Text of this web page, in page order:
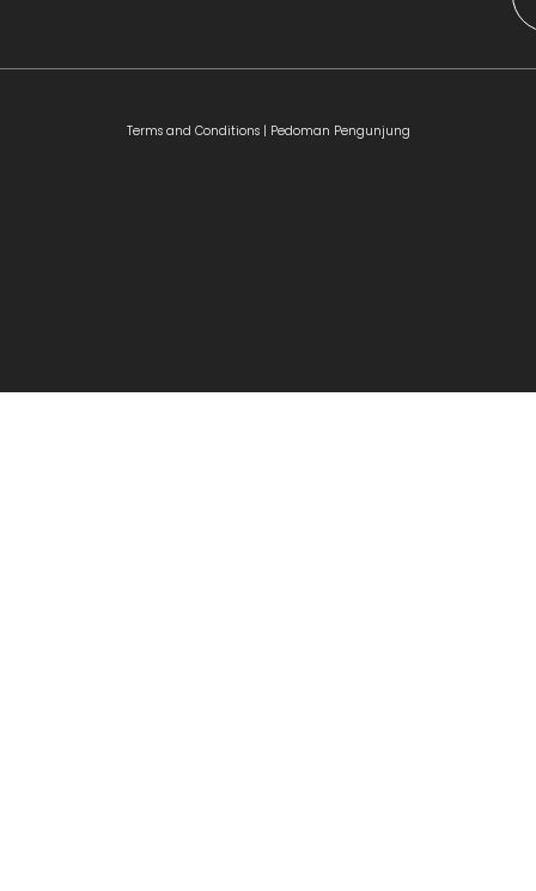
Terms and Conditions | Pedoman Pengunjung